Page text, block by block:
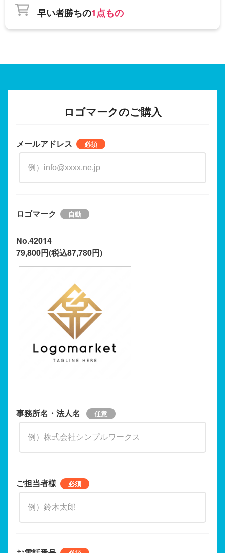
早い者勝ちの1点もの
ロゴマークのご購入
メールアドレス
ロゴマーク
No.42014
79,800円(税込87,780円)
事務所名・法人名
ご担当者様